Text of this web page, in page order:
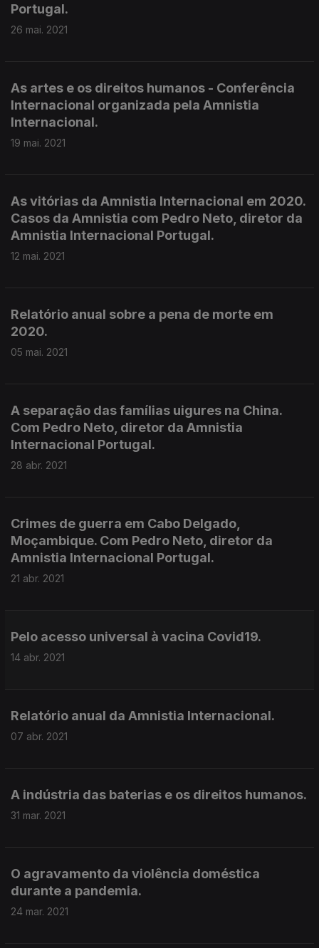
Portugal.
26 mai. 2021
As artes e os direitos humanos - Conferência
Internacional organizada pela Amnistia
Internacional.
19 mai. 2021
As vitórias da Amnistia Internacional em 2020.
Casos da Amnistia com Pedro Neto, diretor da
Amnistia Internacional Portugal.
12 mai. 2021
Relatório anual sobre a pena de morte em
2020.
05 mai. 2021
A separação das famílias uigures na China.
Com Pedro Neto, diretor da Amnistia
Internacional Portugal.
28 abr. 2021
Crimes de guerra em Cabo Delgado,
Moçambique. Com Pedro Neto, diretor da
Amnistia Internacional Portugal.
21 abr. 2021
Pelo acesso universal à vacina Covid19.
14 abr. 2021
Relatório anual da Amnistia Internacional.
07 abr. 2021
A indústria das baterias e os direitos humanos.
31 mar. 2021
O agravamento da violência doméstica
durante a pandemia.
24 mar. 2021